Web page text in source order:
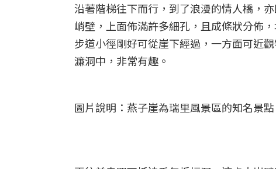
沿著階梯往下而行，到了浪漫的情人橋，
峭壁，上面佈滿許多細孔，且成條狀分佈
步道小徑剛好可從崖下經過，一方面可近
濂洞中，非常有趣。
圖片說明：燕子崖為瑞里風景區的知名景點